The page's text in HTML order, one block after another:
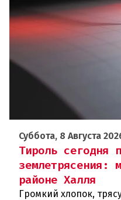
Суббота, 8 Августа
Тироль сегодня
землетрясения:
районе Халля
Громкий хлопок,